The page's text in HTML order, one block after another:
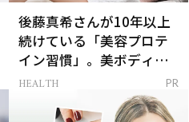
後藤真希さんが10年以上
続けている「美容プロテ
イン習慣」。美ボディを
支える朝ルーティンと
HEALTH PR